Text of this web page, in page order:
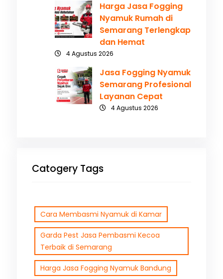
Harga Jasa Fogging
Nyamuk Rumah di
Semarang Terlengkap
dan Hemat
4 Agustus 2026
Jasa Fogging Nyamuk
Semarang Profesional
Layanan Cepat
4 Agustus 2026
Catogery Tags
Cara Membasmi Nyamuk di Kamar
Garda Pest Jasa Pembasmi Kecoa
Terbaik di Semarang
Harga Jasa Fogging Nyamuk Bandung